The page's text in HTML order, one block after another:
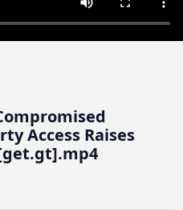
Access Raises